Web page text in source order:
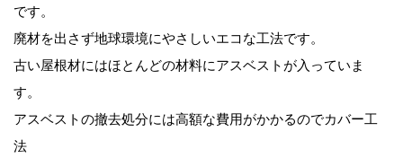
です。
廃材を出さず地球環境にやさしいエコな工法です。
古い屋根材にはほとんどの材料にアスベストが入っていま
す。
アスベストの撤去処分には高額な費用がかかるのでカバー工
法